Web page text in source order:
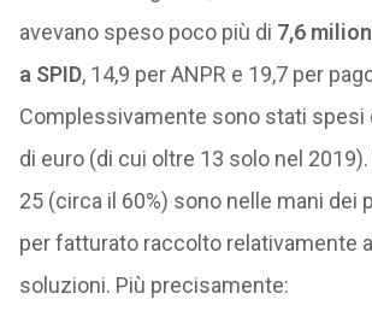
avevano speso poco più di 7,6
a SPID, 14,9 per ANPR e 19,7 per
Complessivamente sono stati spesi
di euro (di cui oltre 13 solo nel
25 (circa il 60%) sono nelle mani dei
per fatturato raccolto relativamente
soluzioni. Più precisamente: